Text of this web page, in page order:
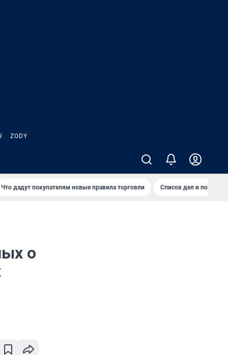
ZODY
Что дадут покупателям новые правила торговли Список дел и покупок
о